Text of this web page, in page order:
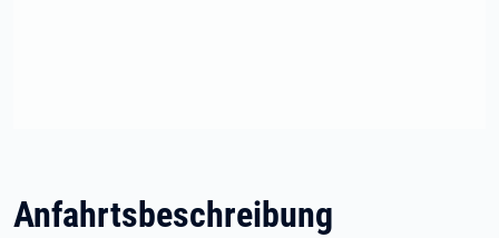
Anfahrtsbeschreibung